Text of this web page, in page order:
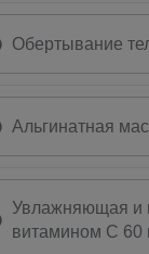
Обертывание
Альгинатная
Увлажняющая и
витамином C 60